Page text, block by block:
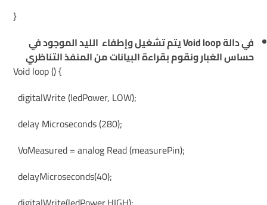
}
في دالة Void loop يتم تشغيل وإطفاء الليد الموجود في
حساس الغبار ونقوم بقراءة البيانات من المنفذ التناظري
Void loop () {
digitalWrite (ledPower, LOW);
delay Microseconds (280);
VoMeasured = analog Read (measurePin);
delayMicroseconds(40);